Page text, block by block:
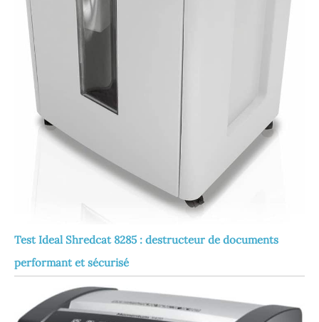
Test Ideal Shredcat 8285 : destructeur de documents
performant et sécurisé